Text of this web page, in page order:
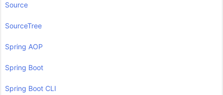
Source
SourceTree
Spring AOP
Spring Boot
Spring Boot CLI